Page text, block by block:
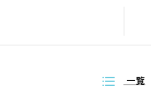
一覧